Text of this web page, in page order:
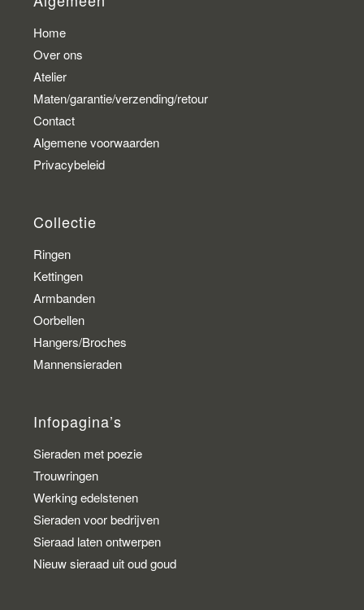
Home
Over ons
Atelier
Maten/garantie/verzending/retour
Contact
Algemene voorwaarden
Privacybeleid
Collectie
Ringen
Kettingen
Armbanden
Oorbellen
Hangers/Broches
Mannensieraden
Infopagina’s
Sieraden met poezie
Trouwringen
Werking edelstenen
Sieraden voor bedrijven
Sieraad laten ontwerpen
Nieuw sieraad uit oud goud